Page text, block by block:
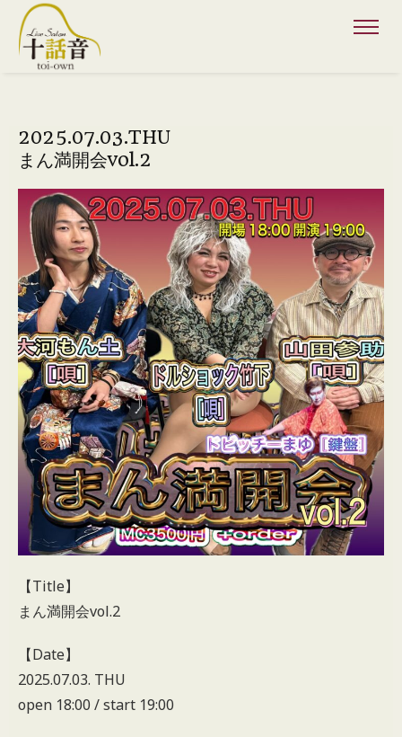
2025.07.03.THU
まん満開会vol.2
【Title】
まん満開会vol.2
【Date】
2025.07.03. THU
open 18:00 / start 19:00